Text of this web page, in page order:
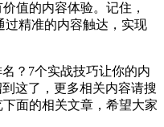
值的内容体验。记住，
过精准的内容触达，实现
？7个实战技巧让你的内
这了，更多相关内容请搜
面的相关文章，希望大家